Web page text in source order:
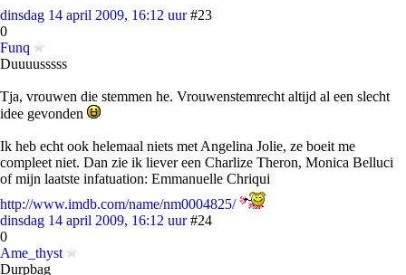
dinsdag 14 april 2009, 16:12 uur #23
0
Funq
Duuuusssss
Tja, vrouwen die stemmen he. Vrouwenstemrecht altijd al een slecht
idee gevonden
Ik heb echt ook helemaal niets met Angelina Jolie, ze boeit me
compleet niet. Dan zie ik liever een Charlize Theron, Monica Belluci
of mijn laatste infatuation: Emmanuelle Chriqui
http://www.imdb.com/name/nm0004825/
dinsdag 14 april 2009, 16:12 uur #24
0
Ame_thyst
Durpbag